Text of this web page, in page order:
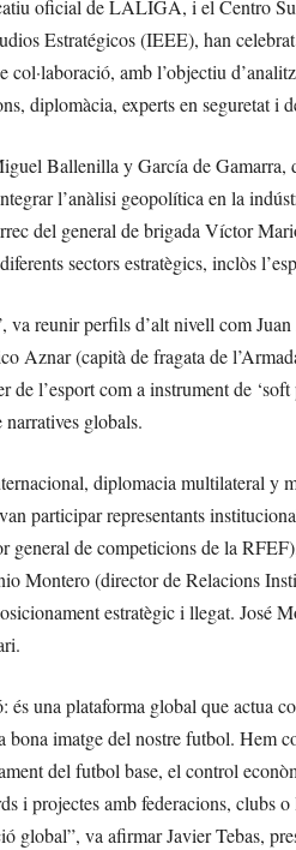
oficial de LALIGA, i el Centro
Estratégicos (IEEE), han
amb l’objectiu
diplomàcia, experts en seguretat i
Ballenilla y García de Gamarra,
l’anàlisi geopolítica en la
del general de brigada Víctor
sectors estratègics, inclòs
va reunir perfils d’alt nivell com
Aznar (capità de fragata de
l’esport com a instrument de
globals.
diplomacia multilateral y
participar representants
de competicions de la
Montero (director de Relacions
estratègic i llegat.
una plataforma global que actua
imatge del nostre futbol. Hem
del futbol base, el control
i projectes amb federacions, clubs
global”, va afirmar Javier Tebas,